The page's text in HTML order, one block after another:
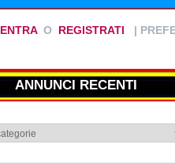
ENTRAO REGISTRATI |
ANNUNCI RECENTI